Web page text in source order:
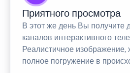
Приятного просмотра
В этот же день Вы получите
каналов интерактивного
Реалистичное изображение,
полное погружение в